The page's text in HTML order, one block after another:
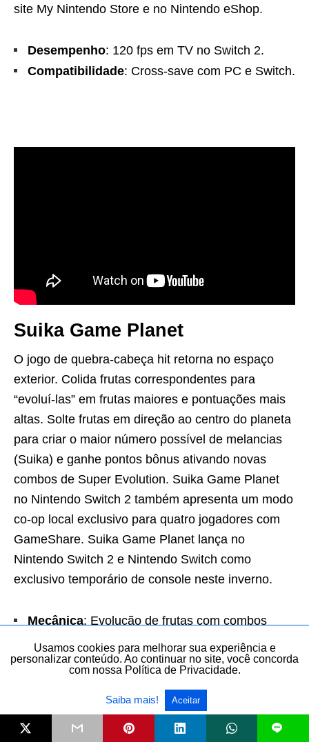
site My Nintendo Store e no Nintendo eShop.
Desempenho: 120 fps em TV no Switch 2.
Compatibilidade: Cross-save com PC e Switch.
Suika Game Planet
O jogo de quebra-cabeça hit retorna no espaço
exterior. Colida frutas correspondentes para
“evoluí-las” em frutas maiores e pontuações mais
altas. Solte frutas em direção ao centro do planeta
para criar o maior número possível de melancias
(Suika) e ganhe pontos bônus ativando novas
combos de Super Evolution. Suika Game Planet
no Nintendo Switch 2 também apresenta um modo
co-op local exclusivo para quatro jogadores com
GameShare. Suika Game Planet lança no
Nintendo Switch 2 e Nintendo Switch como
exclusivo temporário de console neste inverno.
Mecânica: Evolução de frutas com combos
super.
Modo multiplayer: Co-op local para até quatro.
Monster Hunter Stories 3:
Usamos cookies para melhorar sua experiência e
personalizar conteúdo. Ao continuar no site, você concorda
com nossa Política de Privacidade.
Saiba mais! Aceitar